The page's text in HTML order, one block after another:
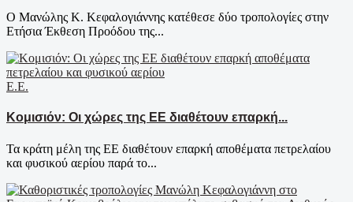
Ο Μανώλης Κ. Κεφαλογιάννης κατέθεσε δύο τροπολογίες στην
Ετήσια Έκθεση Προόδου της...
Ε.Ε.
Κομισιόν: Οι χώρες της ΕΕ διαθέτουν επαρκή...
Τα κράτη μέλη της ΕΕ διαθέτουν επαρκή αποθέματα πετρελαίου
και φυσικού αερίου παρά το...